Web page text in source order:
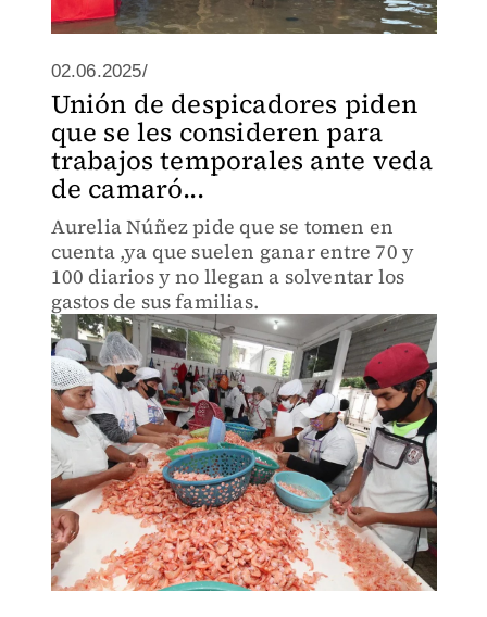
02.06.2025/
Unión de despicadores piden
que se les consideren para
trabajos temporales ante veda
de camaró...
Aurelia Núñez pide que se tomen en
cuenta ,ya que suelen ganar entre 70 y
100 diarios y no llegan a solventar los
gastos de sus familias.